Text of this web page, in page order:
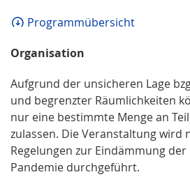
Programmübersicht
Organisation
Aufgrund der unsicheren Lage
und begrenzter Räumlichkeiten
nur eine bestimmte Menge an
zulassen. Die Veranstaltung wird
Regelungen zur Eindämmung der
Pandemie durchgeführt.